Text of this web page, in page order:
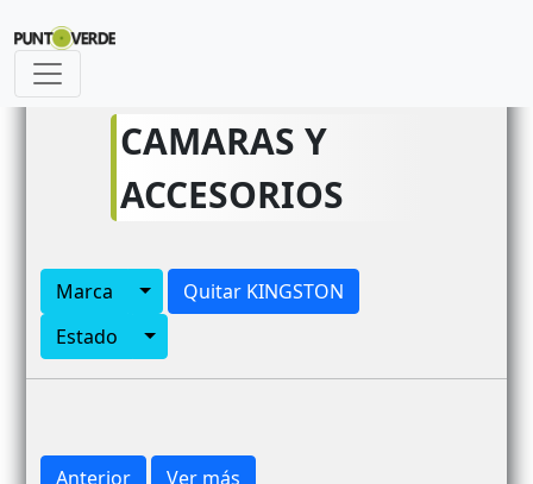
CAMARAS Y
ACCESORIOS
Marca Toggle Dropdown
Quitar KINGSTON
Estado
Toggle Dropdown
Anterior Ver más